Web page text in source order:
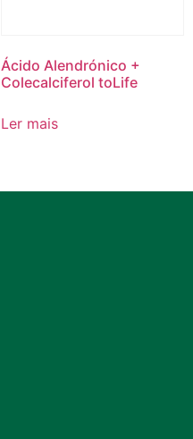
Ácido Alendrónico +
Colecalciferol toLife
Ler mais